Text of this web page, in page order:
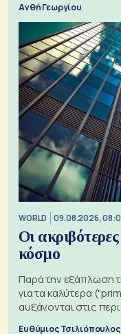
Ανθή Γεωργίου
WORLD 09.08.2026,
Οι
κόσμο
Παρά την εξάπλωση
για τα καλύτερα
αυξάνονται στις
Ευθύμιος Τσιλιόπουλος